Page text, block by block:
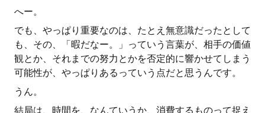
へー。
でも、やっぱり重要なのは、たとえ無意識だったとして
も、その、「暇だなー。」っていう言葉が、相手の価値
観とか、それまでの努力とかを否定的に響かせてしまう
可能性が、やっぱりあるっていう点だと思うんです。
うん。
結局は、時間を、なんていうか、消費するものって捉え